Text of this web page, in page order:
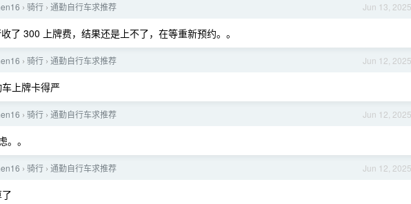
Jun 13, 2025
› 骑行 › 通勤自行车求推荐
了 300 上牌费，结果还是上不了，在等重新预约。。
Jun 12, 2025
› 骑行 › 通勤自行车求推荐
上牌卡得严
Jun 12, 2025
› 骑行 › 通勤自行车求推荐
。。
Jun 12, 2025
› 骑行 › 通勤自行车求推荐